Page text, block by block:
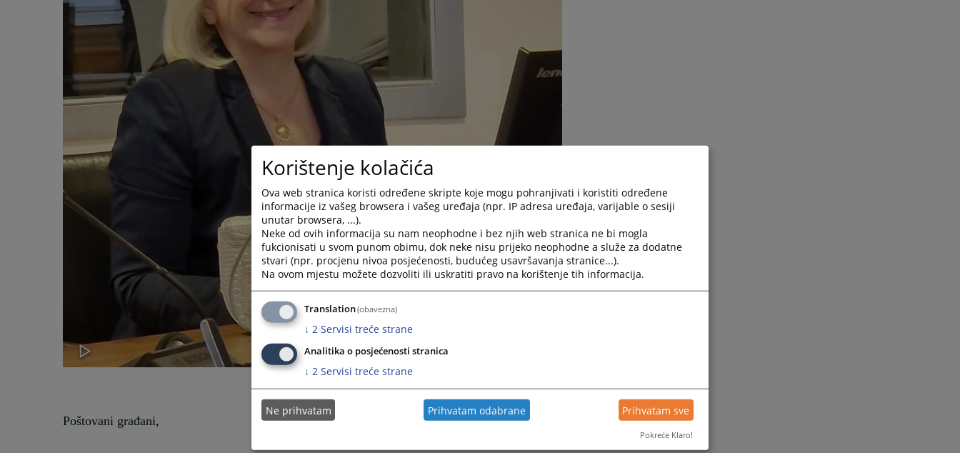
Poštovani građani,
Korištenje kolačića
Ova web stranica koristi određene skripte koje mogu pohranjivati i koristiti određene
informacije iz vašeg browsera i vašeg uređaja (npr. IP adresa uređaja, varijable o sesiji
unutar browsera, ...).
Neke od ovih informacija su nam neophodne i bez njih web stranica ne bi mogla
fukcionisati u svom punom obimu, dok neke nisu prijeko neophodne a služe za dodatne
stvari (npr. procjenu nivoa posjećenosti, budućeg usavršavanja stranice...).
Na ovom mjestu možete dozvoliti ili uskratiti pravo na korištenje tih informacija.
Translation(obavezna)
↓ 2 Servisi treće strane
Analitika o posjećenosti stranica
↓ 2 Servisi treće strane
Ne prihvatam Prihvatam odabrane Prihvatam sve
Pokreće Klaro!